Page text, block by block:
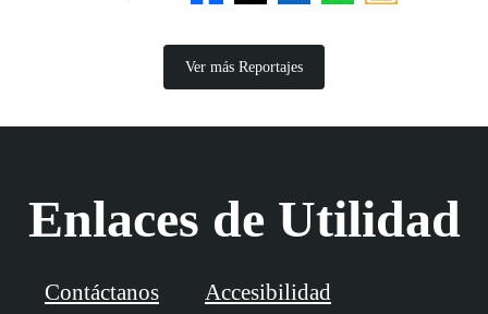
Ver más Reportajes
Enlaces de Utilidad
Contáctanos Accesibilidad